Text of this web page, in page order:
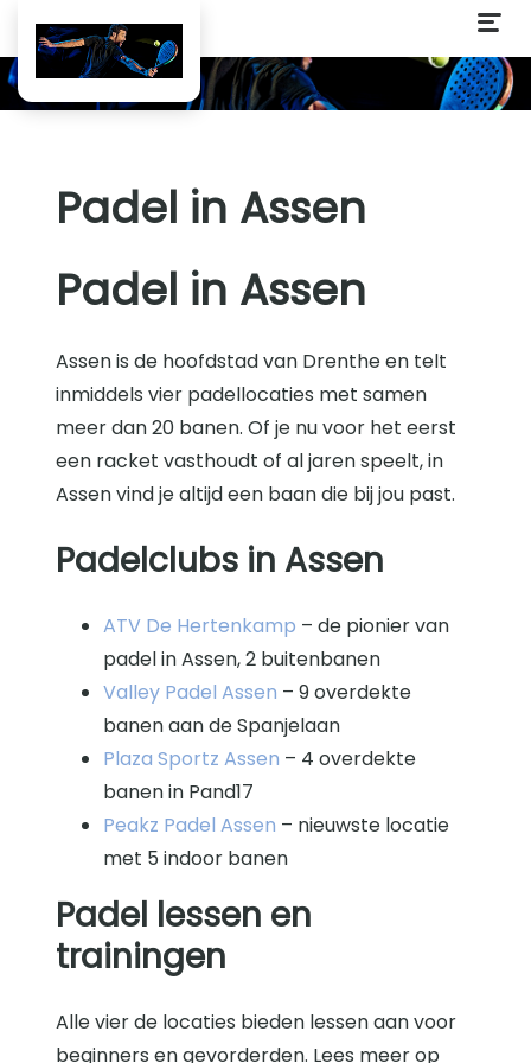
Padel in Assen
Padel in Assen
Assen is de hoofdstad van Drenthe en telt
inmiddels vier padellocaties met samen
meer dan 20 banen. Of je nu voor het eerst
een racket vasthoudt of al jaren speelt, in
Assen vind je altijd een baan die bij jou past.
Padelclubs in Assen
ATV De Hertenkamp – de pionier van
padel in Assen, 2 buitenbanen
Valley Padel Assen – 9 overdekte
banen aan de Spanjelaan
Plaza Sportz Assen – 4 overdekte
banen in Pand17
Peakz Padel Assen – nieuwste locatie
met 5 indoor banen
Padel lessen en
trainingen
Alle vier de locaties bieden lessen aan voor
beginners en gevorderden. Lees meer op